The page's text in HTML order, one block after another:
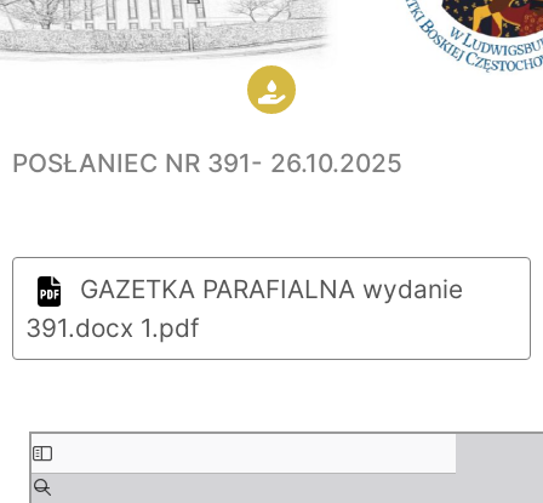
POSŁANIEC NR 391- 26.10.2025
GAZETKA PARAFIALNA wydanie
391.docx 1.pdf